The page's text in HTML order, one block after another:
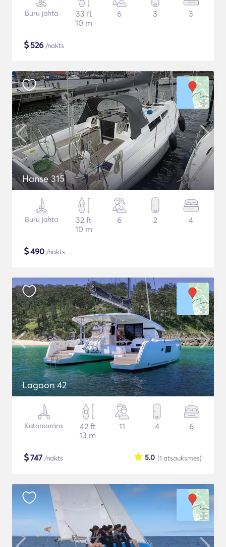
Buru jahta
33 ft
10 m
6 3 3
$526 /nakts
Hanse 315
Buru jahta
32 ft
10 m
6 2 4
$490 /nakts
Lagoon 42
Katamarāns
42 ft
13 m
11 4 6
$747 /nakts (1 atsauksmes)
5.0